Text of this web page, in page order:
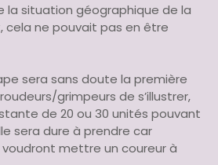
la situation géographique de la
cela ne pouvait pas en être
sera sans doute la première
grimpeurs de s’illustrer,
de 20 ou 30 unités pouvant
sera dure à prendre car
mettre un coureur à